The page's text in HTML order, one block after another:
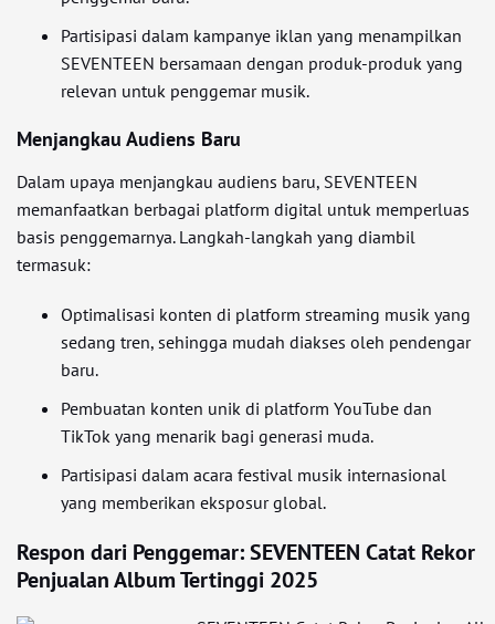
Partisipasi dalam kampanye iklan yang menampilkan
SEVENTEEN bersamaan dengan produk-produk yang
relevan untuk penggemar musik.
Menjangkau Audiens Baru
Dalam upaya menjangkau audiens baru, SEVENTEEN
memanfaatkan berbagai platform digital untuk memperluas
basis penggemarnya. Langkah-langkah yang diambil
termasuk:
Optimalisasi konten di platform streaming musik yang
sedang tren, sehingga mudah diakses oleh pendengar
baru.
Pembuatan konten unik di platform YouTube dan
TikTok yang menarik bagi generasi muda.
Partisipasi dalam acara festival musik internasional
yang memberikan eksposur global.
Respon dari Penggemar: SEVENTEEN Catat Rekor
Penjualan Album Tertinggi 2025